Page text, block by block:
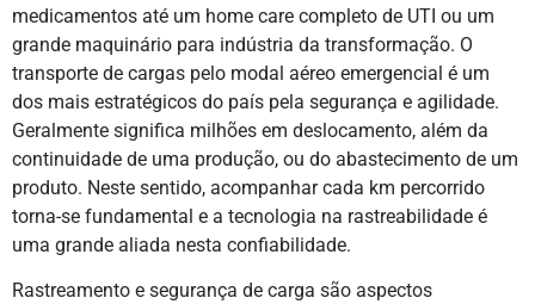
medicamentos até um home care completo de UTI ou um
grande maquinário para indústria da transformação. O
transporte de cargas pelo modal aéreo emergencial é um
dos mais estratégicos do país pela segurança e agilidade.
Geralmente significa milhões em deslocamento, além da
continuidade de uma produção, ou do abastecimento de um
produto. Neste sentido, acompanhar cada km percorrido
torna-se fundamental e a tecnologia na rastreabilidade é
uma grande aliada nesta confiabilidade.
Rastreamento e segurança de carga são aspectos